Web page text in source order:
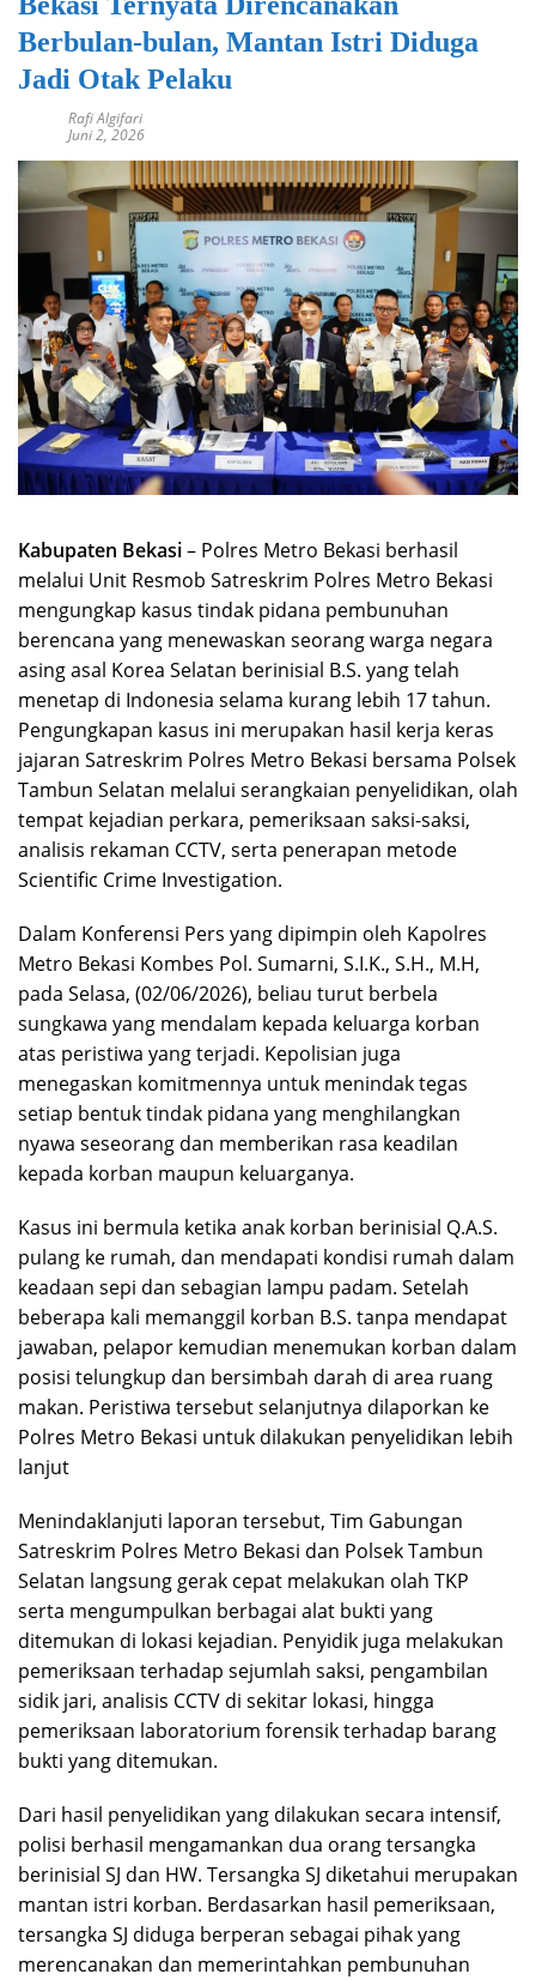
Berbulan-bulan, Mantan Istri Diduga
Jadi Otak Pelaku
Rafi Algifari
Juni 2, 2026
Kabupaten Bekasi– Polres Metro Bekasi berhasil
melalui Unit Resmob Satreskrim Polres Metro Bekasi
mengungkap kasus tindak pidana pembunuhan
berencana yang menewaskan seorang warga negara
asing asal Korea Selatan berinisial B.S. yang telah
menetap di Indonesia selama kurang lebih 17 tahun.
Pengungkapan kasus ini merupakan hasil kerja keras
jajaran Satreskrim Polres Metro Bekasi bersama Polsek
Tambun Selatan melalui serangkaian penyelidikan, olah
tempat kejadian perkara, pemeriksaan saksi-saksi,
analisis rekaman CCTV, serta penerapan metode
Scientific Crime Investigation.
Dalam Konferensi Pers yang dipimpin oleh Kapolres
Metro Bekasi Kombes Pol. Sumarni, S.I.K., S.H., M.H,
pada Selasa, (02/06/2026), beliau turut berbela
sungkawa yang mendalam kepada keluarga korban
atas peristiwa yang terjadi. Kepolisian juga
menegaskan komitmennya untuk menindak tegas
setiap bentuk tindak pidana yang menghilangkan
nyawa seseorang dan memberikan rasa keadilan
kepada korban maupun keluarganya.
Kasus ini bermula ketika anak korban berinisial Q.A.S.
pulang ke rumah, dan mendapati kondisi rumah dalam
keadaan sepi dan sebagian lampu padam. Setelah
beberapa kali memanggil korban B.S. tanpa mendapat
jawaban, pelapor kemudian menemukan korban dalam
posisi telungkup dan bersimbah darah di area ruang
makan. Peristiwa tersebut selanjutnya dilaporkan ke
Polres Metro Bekasi untuk dilakukan penyelidikan lebih
lanjut
Menindaklanjuti laporan tersebut, Tim Gabungan
Satreskrim Polres Metro Bekasi dan Polsek Tambun
Selatan langsung gerak cepat melakukan olah TKP
serta mengumpulkan berbagai alat bukti yang
ditemukan di lokasi kejadian. Penyidik juga melakukan
pemeriksaan terhadap sejumlah saksi, pengambilan
sidik jari, analisis CCTV di sekitar lokasi, hingga
pemeriksaan laboratorium forensik terhadap barang
bukti yang ditemukan.
Dari hasil penyelidikan yang dilakukan secara intensif,
polisi berhasil mengamankan dua orang tersangka
berinisial SJ dan HW. Tersangka SJ diketahui merupakan
mantan istri korban. Berdasarkan hasil pemeriksaan,
tersangka SJ diduga berperan sebagai pihak yang
merencanakan dan memerintahkan pembunuhan